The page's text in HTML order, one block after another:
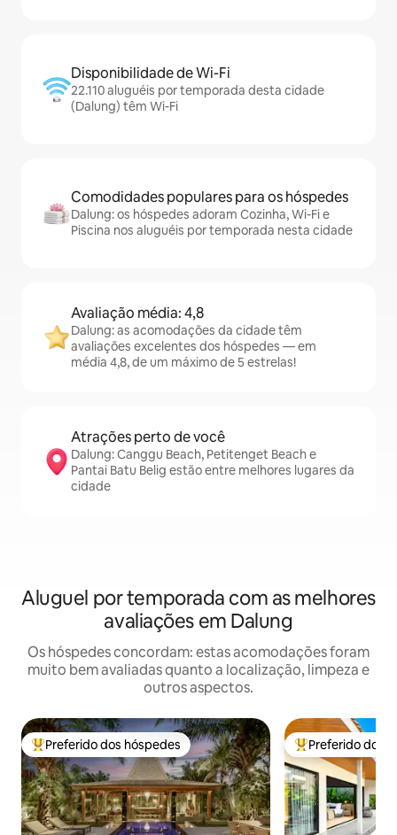
Disponibilidade de Wi-Fi
22.110 aluguéis por temporada desta cidade
(Dalung) têm Wi-Fi
Comodidades populares para os hóspedes
Dalung: os hóspedes adoram Cozinha, Wi-Fi e
Piscina nos aluguéis por temporada nesta cidade
Avaliação média: 4,8
Dalung: as acomodações da cidade têm
avaliações excelentes dos hóspedes — em
média 4,8, de um máximo de 5 estrelas!
Atrações perto de você
Dalung: Canggu Beach, Petitenget Beach e
Pantai Batu Belig estão entre melhores lugares da
cidade
Aluguel por temporada com as melhores
avaliações em Dalung
Os hóspedes concordam: estas acomodações foram
muito bem avaliadas quanto a localização, limpeza e
outros aspectos.
Entre os melhores preferidos dos hóspedes
Preferido dos hóspedes Entre os
Preferido dos